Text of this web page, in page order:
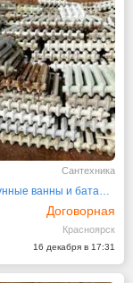
Сантехника
Купим Чугунные ванны и батареи б.у
Договорная
Красноярск
16 декабря в 17:31